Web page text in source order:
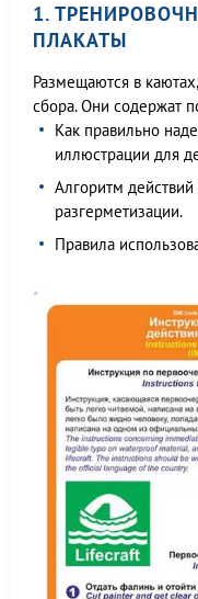
1.
ПЛАКАТЫ
Размещаются в
сбора. Они содержат
Как правильно
иллюстрации для
Алгоритм
разгерметизации.
Правила